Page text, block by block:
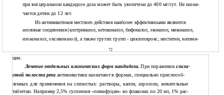
при висцеральном кандидозе доза может быть увеличена до 400 мг/сут. Не назна-
чается детям до 12 лет.
Из антимикотиков местного действия наиболее эффективными являются
азоловые соединения (клотримазол, кетоконазол, бифоназол, эконазол, миконазол,
изоконазол, оксиконазол), а также гругих групп - циклопирокс, нистатин, натами-
72
цин.
Лечение отдельных клинических форм кандидоза.При поражении слизи-
стой полости ртаантимикотики назначают в формах, специально приспособ-
ленных для применения на слизистых: растворы, капли, аэрозоли, жевательные
таблетки. Например 2,5% суспензия «пимафуцин» во флаконах по 20 мл, 1% рас-